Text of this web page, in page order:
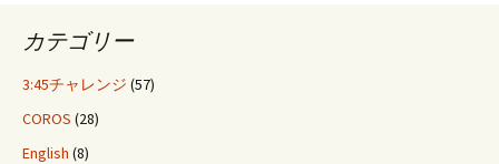
カテゴリー
3:45チャレンジ (57)
COROS (28)
English (8)